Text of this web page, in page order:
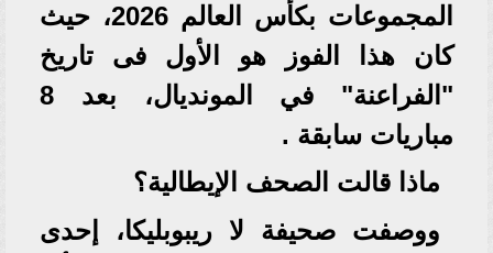
المجموعات بكأس العالم 2026، حيث
كان هذا الفوز هو الأول فى تاريخ
"الفراعنة" في المونديال، بعد 8
مباريات سابقة .
ماذا قالت الصحف الإيطالية؟
ووصفت صحيفة لا ريبوبليكا، إحدى